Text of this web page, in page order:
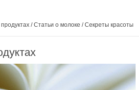
/Статьи о молоке /Секреты красоты